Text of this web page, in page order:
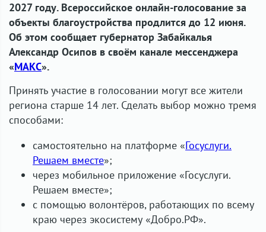
2027 году. Всероссийское онлайн-голосование за
объекты благоустройства продлится до 12 июня.
Об этом сообщает губернатор Забайкалья
Александр Осипов в своём канале мессенджера
«МАКС».
Принять участие в голосовании могут все жители
региона старше 14 лет. Сделать выбор можно тремя
способами:
самостоятельно на платформе «Госуслуги.
Решаем вместе»;
через мобильное приложение «Госуслуги.
Решаем вместе»;
с помощью волонтёров, работающих по всему
краю через экосистему «Добро.РФ».